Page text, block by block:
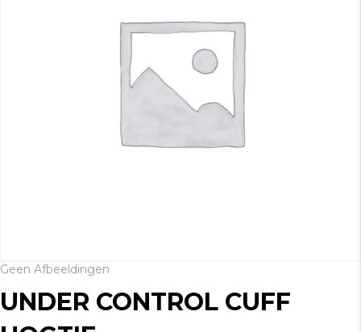
Geen Afbeeldingen
UNDER CONTROL CUFF